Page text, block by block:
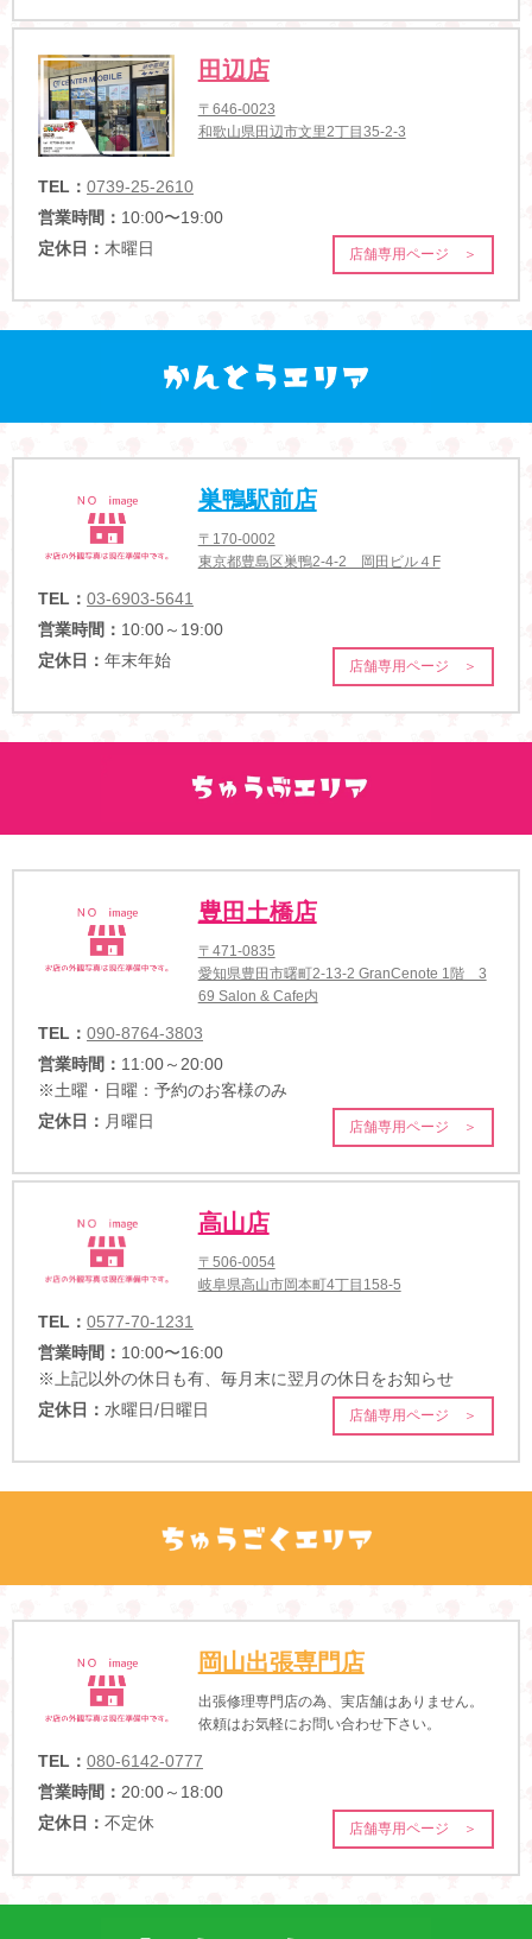
田辺店
〒646-0023
和歌山県田辺市文里2丁目35-2-3
TEL： 0739-25-2610
営業時間： 10:00〜19:00
定休日： 木曜日 店舗専用ページ ＞
巣鴨駅前店
〒170-0002
東京都豊島区巣鴨2-4-2 岡田ビル４F
TEL： 03-6903-5641
営業時間： 10:00～19:00
定休日： 年末年始 店舗専用ページ ＞
豊田土橋店
〒471-0835
愛知県豊田市曙町2-13-2 GranCenote 1階 3
69 Salon & Cafe内
TEL： 090-8764-3803
営業時間： 11:00～20:00
※土曜・日曜：予約のお客様のみ
定休日： 月曜日 店舗専用ページ ＞
高山店
〒506-0054
岐阜県高山市岡本町4丁目158-5
TEL： 0577-70-1231
営業時間： 10:00〜16:00
※上記以外の休日も有、毎月末に翌月の休日をお知らせ
定休日： 水曜日/日曜日 店舗専用ページ ＞
岡山出張専門店
出張修理専門店の為、実店舗はありません。
依頼はお気軽にお問い合わせ下さい。
TEL： 080-6142-0777
営業時間： 20:00～18:00
定休日： 不定休 店舗専用ページ ＞